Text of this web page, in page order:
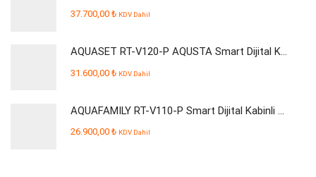
37.700,00 ₺ KDV Dahil
AQUASET RT-V120-P AQUSTA Smart Dijital Kabinli Pompalı Su Arıtma Cihazı
31.600,00 ₺ KDV Dahil
AQUAFAMILY RT-V110-P Smart Dijital Kabinli Pompalı Su Arıtma Cihazı
26.900,00 ₺ KDV Dahil